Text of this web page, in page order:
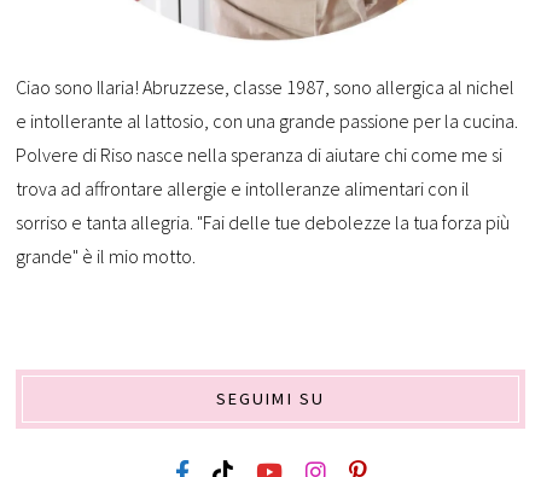
Ciao sono Ilaria! Abruzzese, classe 1987, sono allergica al nichel
e intollerante al lattosio, con una grande passione per la cucina.
Polvere di Riso nasce nella speranza di aiutare chi come me si
trova ad affrontare allergie e intolleranze alimentari con il
sorriso e tanta allegria. "Fai delle tue debolezze la tua forza più
grande" è il mio motto.
SEGUIMI SU